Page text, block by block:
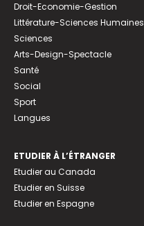
Droit-Economie-Gestion
Littérature-Sciences Humaines
Sciences
Arts-Design-Spectacle
Santé
Social
Sport
Langues
ETUDIER À L’ÉTRANGER
Etudier au Canada
Etudier en Suisse
Etudier en Espagne